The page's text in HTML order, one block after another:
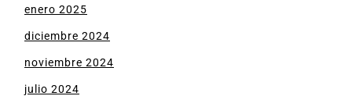
enero 2025
diciembre 2024
noviembre 2024
julio 2024